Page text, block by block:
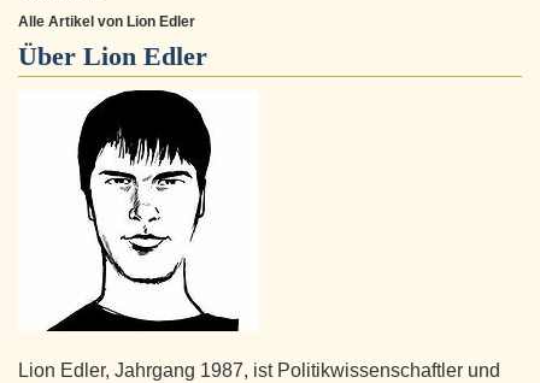
Alle Artikel von Lion Edler
Über Lion Edler
Lion Edler, Jahrgang 1987, ist Politikwissenschaftler und